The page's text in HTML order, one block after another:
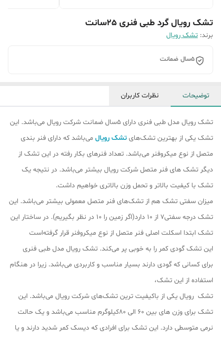
تشک رویال گرد طبی فنری 25سانت
برند: تشک رویال
5سال ضمانت
توضیحات نظرات کاربران
تشک رویال مدل طبی فنری دارای 5سال ضمانت شرکت رویال می‌باشد. این
تشک یکی از بهترین تشک‌های تشک رویال می‌باشد که دارای فنر بندی
متصل از نوع میکروفنر می‌باشد. تعداد فنرهای بکار رفته در این تشک از
دیگر تشک ‌های فنر متصل شرکت رویال بیشتر می‌باشد. در نتیجه یک
تشک با کیفیت بالاتر و تحمل وزن بالاتری خواهیم داشت.
میزان سفتی تشک هم از تشک‎‌های فنر متصل معمولی بیشتر می‌باشد. این
تشک درجه سفتی7 از 10 دارد(اگر زمین را 10 در نظر بگیریم). در ساختار این
تشک ابتدا اسکلت اصلی فنر متصل از نوع میکروفنر قرار گرفته‌است
این تشک گودی کمر را به خوبی پر می‌کند. تشک رویال مدل طبی فنری
برای کسانی که گودی دارند بسیار مناسب و کاربردی می‌باشد. زیرا در هنگام
استفاده از این تشک،
تشک رویال یکی از باکیفیت ترین تشک‌های شرکت رویال می‌باشد. این
تشک برای وزن های بین 60 الی 80کیلوگرم مناسب می‌باشد و یک حالت
نرمی متوسطی دارد. این تشک برای افرادی که دیسک کمر شدید دارند و یا